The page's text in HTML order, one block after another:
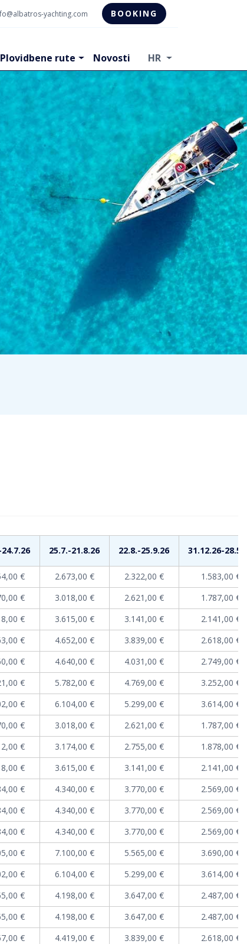
yachting.com BOOKING
Plovidbene rute Novosti HR
25.7.-21.8.26 22.8.-25.9.26 31.12.26-
€ 2.673,00 € 2.322,00 €
1.583,00 €
€ 3.018,00 € 2.621,00 €
1.787,00 €
€ 3.615,00 € 3.141,00 €
2.141,00 €
€ 4.652,00 € 3.839,00 €
2.618,00 €
€ 4.640,00 € 4.031,00 €
2.749,00 €
€ 5.782,00 € 4.769,00 €
3.252,00 €
€ 6.104,00 € 5.299,00 €
3.614,00 €
€ 3.018,00 € 2.621,00 €
1.787,00 €
€ 3.174,00 € 2.755,00 €
1.878,00 €
€ 3.615,00 € 3.141,00 €
2.141,00 €
€ 4.340,00 € 3.770,00 €
2.569,00 €
€ 4.340,00 € 3.770,00 €
2.569,00 €
€ 4.340,00 € 3.770,00 €
2.569,00 €
€ 7.100,00 € 5.565,00 €
3.690,00 €
€ 6.104,00 € 5.299,00 €
3.614,00 €
€ 4.198,00 € 3.647,00 €
2.487,00 €
€ 4.198,00 € 3.647,00 €
2.487,00 €
€ 4.419,00 € 3.839,00 €
2.618,00 €